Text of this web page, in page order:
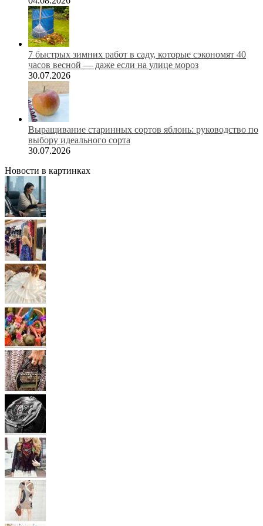
7 быстрых зимних работ в саду, которые сэкономят 40
часов весной — даже если на улице мороз
30.07.2026
Выращивание старинных сортов яблонь: руководство по
выбору идеального сорта
30.07.2026
Новости в картинках